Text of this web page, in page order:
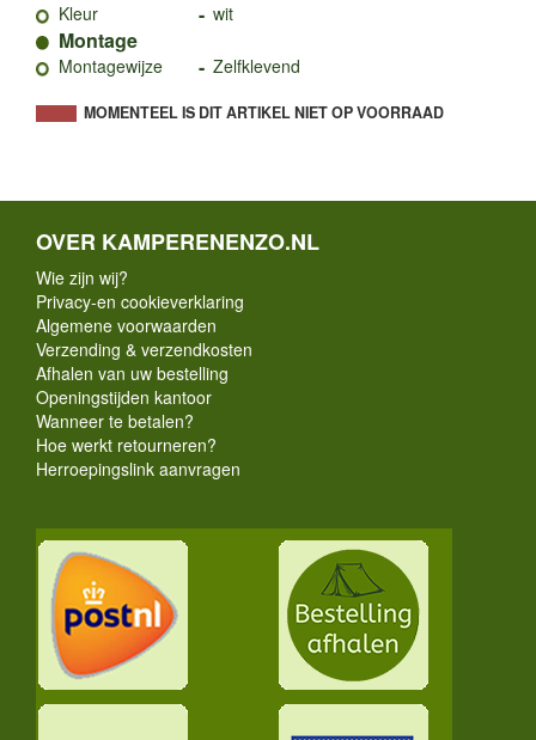
Kleur
- wit
Montage
Montagewijze - Zelfklevend
MOMENTEEL IS DIT ARTIKEL NIET OP VOORRAAD
OVER KAMPERENENZO.NL
Wie zijn wij?
Privacy-en cookieverklaring
Algemene voorwaarden
Verzending & verzendkosten
Afhalen van uw bestelling
Openingstijden kantoor
Wanneer te betalen?
Hoe werkt retourneren?
Herroepingslink aanvragen